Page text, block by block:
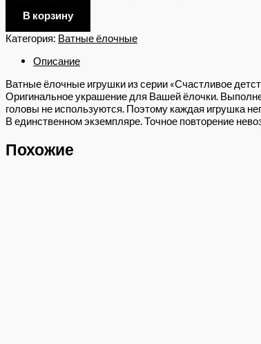
В корзину
Категория: Ватные ёлочные
Описание
Ватные ёлочные игрушки из серии «Счастливое
Оригинальное украшение для Вашей ёлочки.
головы не используются. Поэтому каждая игрушка
В единственном экземпляре. Точное повторение
Похожие